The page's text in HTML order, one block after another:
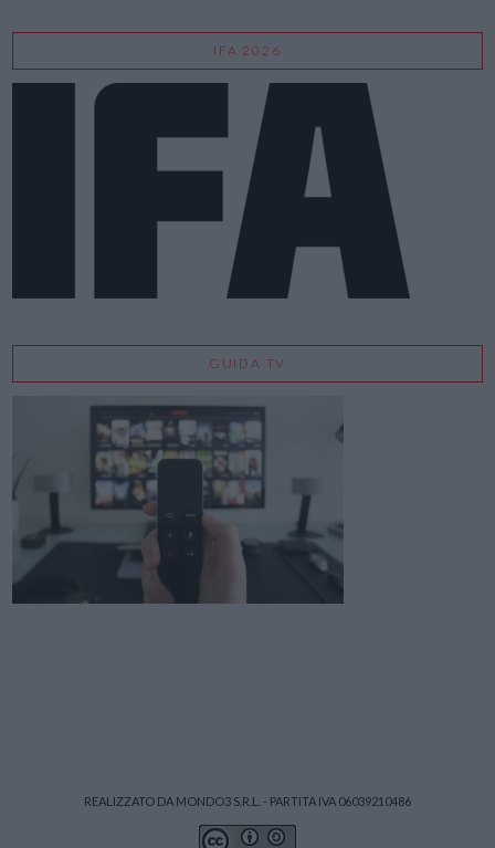
IFA 2026
GUIDA TV
REALIZZATO DA MONDO3 S.R.L. - PARTITA IVA 06039210486